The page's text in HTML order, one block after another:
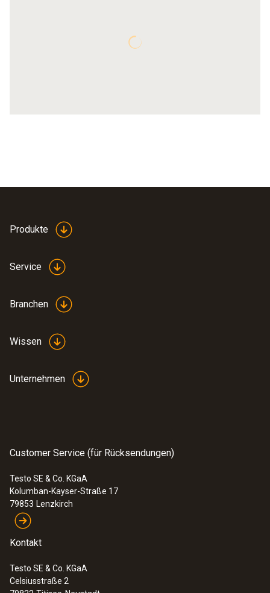
Produkte
Service
Branchen
Wissen
Unternehmen
Customer Service (für Rücksendungen)
Testo SE & Co. KGaA
Kolumban-Kayser-Straße 17
79853 Lenzkirch
Kontakt
Testo SE & Co. KGaA
Celsiusstraße 2